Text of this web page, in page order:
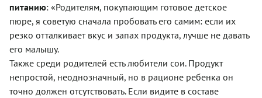
питанию: «Родителям, покупающим готовое детское
пюре, я советую сначала пробовать его самим: если их
резко отталкивает вкус и запах продукта, лучше не давать
его малышу.
Также среди родителей есть любители сои. Продукт
непростой, неоднозначный, но в рационе ребенка он
точно должен отсутствовать. Если видите в составе